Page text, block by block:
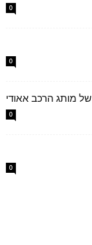
0
0
מותג הרכב אאודי
0
0